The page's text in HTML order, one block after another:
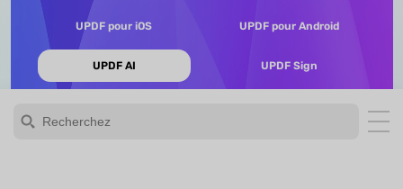
UPDF pour iOS UPDF pour Android
UPDF AI UPDF Sign